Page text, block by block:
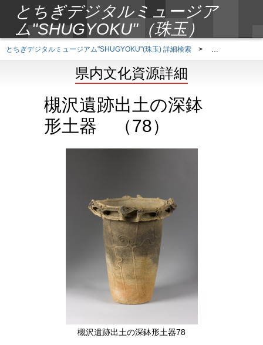
とちぎデジタルミュージア
ム"SHUGYOKU"（珠玉）
とちぎデジタルミュージアム"SHUGYOKU"(珠玉) 詳細検索 > 県内文化資源詳
県内文化資源詳細
槻沢遺跡出土の深鉢
形土器 （78）
槻沢遺跡出土の深鉢形土器78